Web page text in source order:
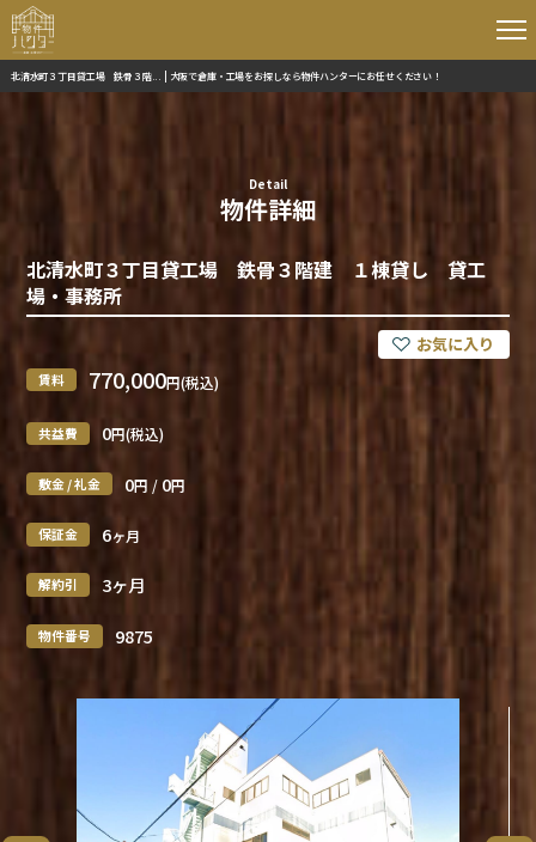
北清水町３丁目貸工場 鉄骨３階... | 大阪で倉庫・工場をお探しなら物件ハンターにお任せください！
Detail
物件詳細
北清水町３丁目貸工場 鉄骨３階建 １棟貸し 貸工
場・事務所
賃料 770,000円(税込)
共益費 0円(税込)
敷金 / 礼金 0円 / 0円
保証金 6ヶ月
解約引 3ヶ月
物件番号 9875